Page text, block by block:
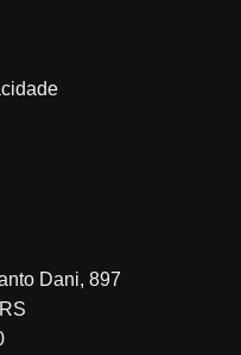
Dani, 897